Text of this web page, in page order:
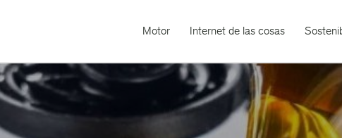
Motor Internet de las cosas